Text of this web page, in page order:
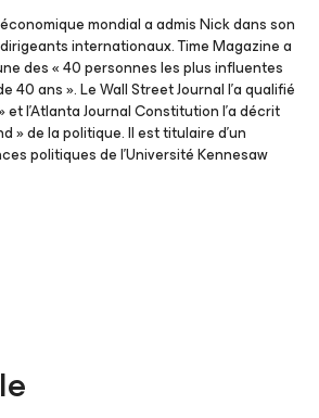
mondial a admis Nick dans son
internationaux. Time Magazine a
des « 40 personnes les plus influentes
40 ans ». Le Wall Street Journal l’a qualifié
l’Atlanta Journal Constitution l’a décrit
» de la politique. Il est titulaire d’un
politiques de l’Université Kennesaw